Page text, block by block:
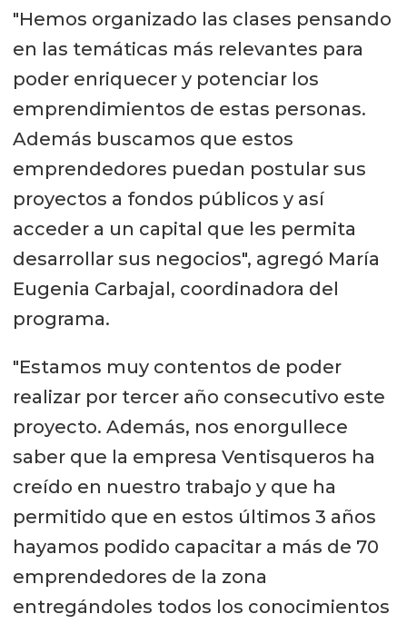
"Hemos organizado las clases pensando
en las temáticas más relevantes para
poder enriquecer y potenciar los
emprendimientos de estas personas.
Además buscamos que estos
emprendedores puedan postular sus
proyectos a fondos públicos y así
acceder a un capital que les permita
desarrollar sus negocios", agregó María
Eugenia Carbajal, coordinadora del
programa.
"Estamos muy contentos de poder
realizar por tercer año consecutivo este
proyecto. Además, nos enorgullece
saber que la empresa Ventisqueros ha
creído en nuestro trabajo y que ha
permitido que en estos últimos 3 años
hayamos podido capacitar a más de 70
emprendedores de la zona
entregándoles todos los conocimientos